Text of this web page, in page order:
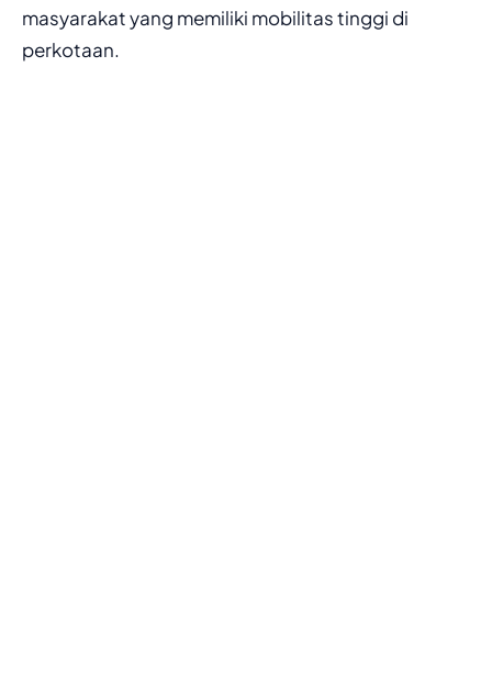
masyarakat yang memiliki mobilitas tinggi di
perkotaan.